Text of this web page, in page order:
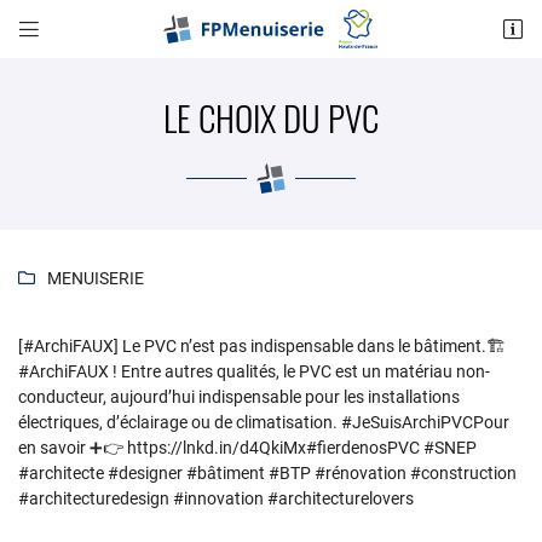
 
4 Rue de Rainvillers
 Adresse email de réception
Recopier le code ci-contre
Rafraîchir le captcha
LE CHOIX DU PVC
 MENUISERIE
[#ArchiFAUX] Le PVC n’est pas indispensable dans le bâtiment.🏗️
#ArchiFAUX ! Entre autres qualités, le PVC est un matériau non-
conducteur, aujourd’hui indispensable pour les installations
électriques, d’éclairage ou de climatisation. #JeSuisArchiPVCPour
en savoir ➕👉 https://lnkd.in/d4QkiMx#fierdenosPVC #SNEP
#architecte #designer #bâtiment #BTP #rénovation #construction
#architecturedesign #innovation #architecturelovers